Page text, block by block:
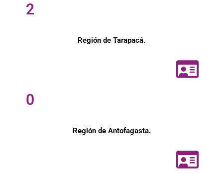
2
Región de Tarapacá.
0
Región de Antofagasta.